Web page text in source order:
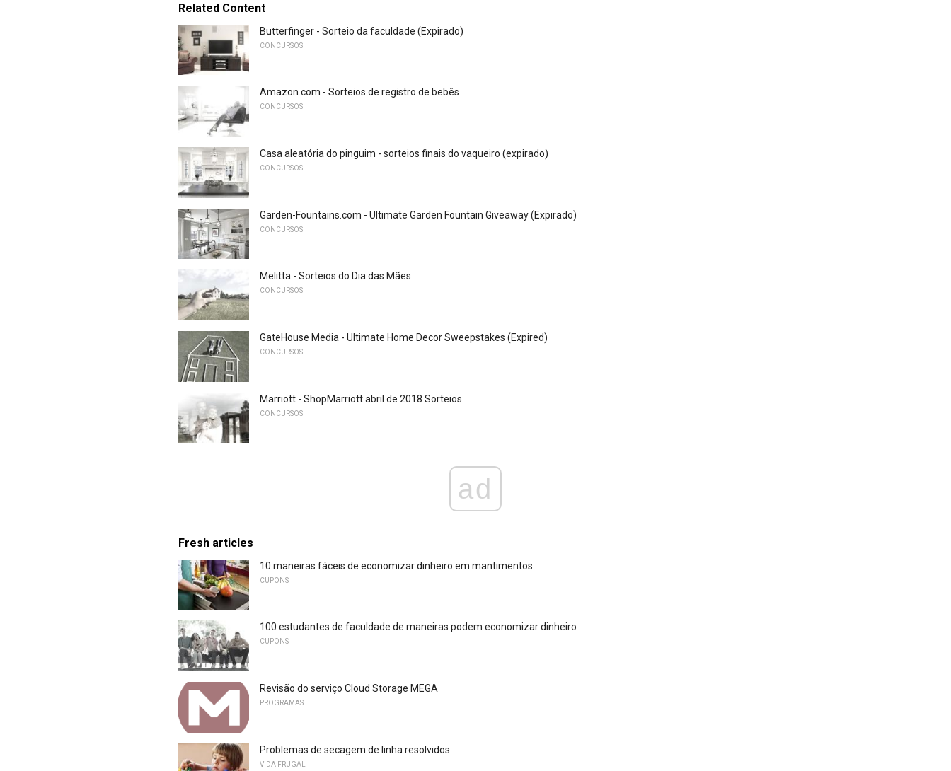
Related Content
Butterfinger - Sorteio da faculdade (Expirado)
CONCURSOS
Amazon.com - Sorteios de registro de bebês
CONCURSOS
Casa aleatória do pinguim - sorteios finais do vaqueiro (expirado)
CONCURSOS
Garden-Fountains.com - Ultimate Garden Fountain Giveaway (Expirado)
CONCURSOS
Melitta - Sorteios do Dia das Mães
CONCURSOS
GateHouse Media - Ultimate Home Decor Sweepstakes (Expired)
CONCURSOS
Marriott - ShopMarriott abril de 2018 Sorteios
CONCURSOS
ad
Fresh articles
10 maneiras fáceis de economizar dinheiro em mantimentos
CUPONS
100 estudantes de faculdade de maneiras podem economizar dinheiro
CUPONS
Revisão do serviço Cloud Storage MEGA
PROGRAMAS
Problemas de secagem de linha resolvidos
VIDA FRUGAL